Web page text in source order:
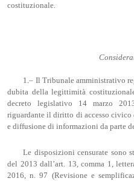
costituzionale.
1.– Il Tribunale amministrativo
dubita della legittimità
decreto legislativo 14 marzo
riguardante il diritto di accesso
e diffusione di informazioni da parte
Le disposizioni censurate sono
del 2013 dall’art. 13, comma 1,
2016, n. 97 (Revisione e